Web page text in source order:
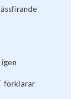
förklarar